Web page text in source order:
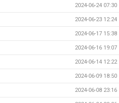
2024-06-24 07:30
2024-06-23 12:24
2024-06-17 15:38
2024-06-16 19:07
2024-06-14 12:22
2024-06-09 18:50
2024-06-08 23:16